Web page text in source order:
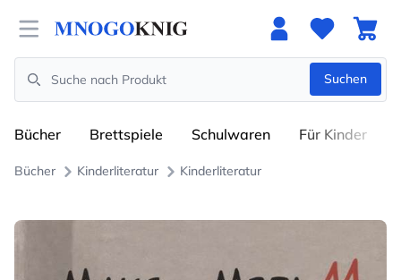
Open menu
Search
Suchen
Bücher Brettspiele Schulwaren Für Kinder
Bücher Kinderliteratur Kinderliteratur